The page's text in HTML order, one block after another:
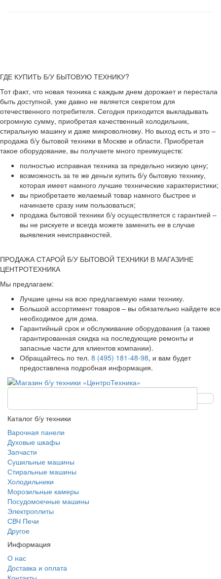
ГДЕ КУПИТЬ Б/У БЫТОВУЮ ТЕХНИКУ?
Тот факт, что новая техника с каждым днем дорожает и перестала
быть доступной, уже давно не является секретом для
отечественного потребителя. Сегодня приходится выкладывать
огромную сумму, приобретая качественный холодильник,
стиральную машину и даже микроволновку. Но выход есть и это –
продажа б/у бытовой техники в Москве и области. Приобретая
такое оборудование, вы получаете много преимуществ:
полностью исправная техника за предельно низкую цену;
возможность за те же деньги купить б/у бытовую технику,
которая имеет намного лучшие технические характеристики;
вы приобретаете желаемый товар намного быстрее и
начинаете сразу ним пользоваться;
продажа бытовой техники б/у осуществляется с гарантией –
вы не рискуете и всегда можете заменить ее в случае
выявления неисправностей.
ПРОДАЖА СТАРОЙ Б/У БЫТОВОЙ ТЕХНИКИ В МАГАЗИНЕ
ЦЕНТРОТЕХНИКА
Мы предлагаем:
Лучшие цены на всю предлагаемую нами технику.
Большой ассортимент товаров – вы обязательно найдете все
необходимое для дома.
Гарантийный срок и обслуживание оборудования (а также
гарантированная скидка на последующие ремонты и
запасные части для клиентов компании).
Обращайтесь по тел. 8 (495) 181-48-98, и вам будет
предоставлена подробная информация.
Каталог б/у техники
Варочная панели
Духовые шкафы
Запчасти
Сушильные машины
Стиральные машины
Холодильники
Морозильные камеры
Посудомоечные машины
Электроплиты
СВЧ Печи
Другое
Информация
О нас
Доставка и оплата